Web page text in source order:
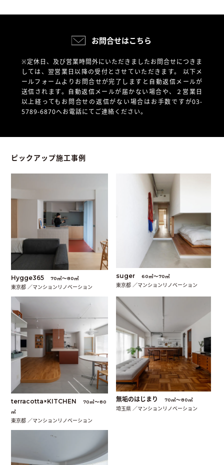
お問合せはこちら
※定休日、及び営業時間外にいただきましたお問合せにつきま
しては、翌営業日以降の受付とさせていただきます。 以下メ
ールフォームよりお問合せが完了しますと自動返信メールが
送信されます。自動返信メールが届かない場合や、
２営業日
以上経ってもお問合せの返信がない場合はお手数ですが03-
5789-6870へお電話にてご連絡ください。
ピックアップ施工事例
Hygge365 70㎡〜80㎡
東京都 ／マンションリノベーション
suger 60㎡〜70㎡
東京都 ／マンションリノベーション
terracotta×KITCHEN
70㎡〜80
㎡
東京都 ／マンションリノベーション
無垢のはじまり 70㎡〜80㎡
埼玉県 ／マンションリノベーション